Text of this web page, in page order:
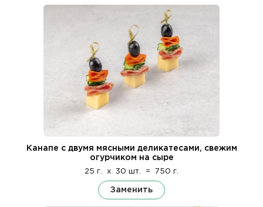
Канапе с двумя мясными деликатесами, свежим
огурчиком на сыре
25 г. x 30 шт. = 750 г.
Заменить